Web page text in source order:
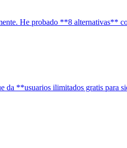
He probado **8 alternativas**
da **usuarios ilimitados gratis para